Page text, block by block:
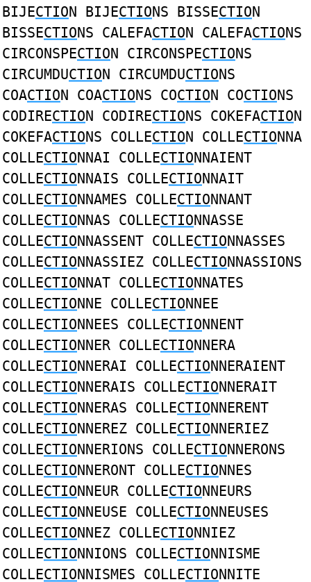
BIJECTION BIJECTIONS BISSECTION
BISSECTIONS CALEFACTION CALEFACTIONS
CIRCONSPECTION CIRCONSPECTIONS
CIRCUMDUCTION CIRCUMDUCTIONS
COACTION COACTIONS COCTION COCTIONS
CODIRECTION CODIRECTIONS COKEFACTION
COKEFACTIONS COLLECTION COLLECTIONNA
COLLECTIONNAI COLLECTIONNAIENT
COLLECTIONNAIS COLLECTIONNAIT
COLLECTIONNAMES COLLECTIONNANT
COLLECTIONNAS COLLECTIONNASSE
COLLECTIONNASSENT COLLECTIONNASSES
COLLECTIONNASSIEZ COLLECTIONNASSIONS
COLLECTIONNAT COLLECTIONNATES
COLLECTIONNE COLLECTIONNEE
COLLECTIONNEES COLLECTIONNENT
COLLECTIONNER COLLECTIONNERA
COLLECTIONNERAI COLLECTIONNERAIENT
COLLECTIONNERAIS COLLECTIONNERAIT
COLLECTIONNERAS COLLECTIONNERENT
COLLECTIONNEREZ COLLECTIONNERIEZ
COLLECTIONNERIONS COLLECTIONNERONS
COLLECTIONNERONT COLLECTIONNES
COLLECTIONNEUR COLLECTIONNEURS
COLLECTIONNEUSE COLLECTIONNEUSES
COLLECTIONNEZ COLLECTIONNIEZ
COLLECTIONNIONS COLLECTIONNISME
COLLECTIONNISMES COLLECTIONNITE